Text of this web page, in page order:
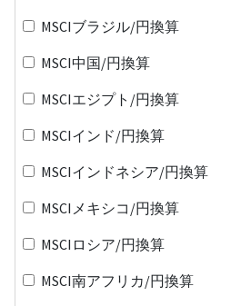
MSCIブラジル/円換算
MSCI中国/円換算
MSCIエジプト/円換算
MSCIインド/円換算
MSCIインドネシア/円換算
MSCIメキシコ/円換算
MSCIロシア/円換算
MSCI南アフリカ/円換算